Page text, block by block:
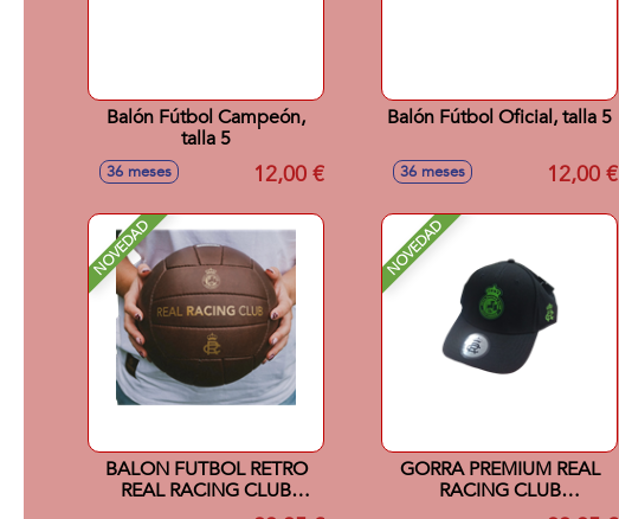
Balón Fútbol Campeón,
talla 5
36 meses 12,00 €
Balón Fútbol Oficial, talla 5
36 meses 12,00 €
NOVEDAD
BALON FUTBOL RETRO
REAL RACING CLUB
SANTANDER
NOVEDAD
GORRA PREMIUM REAL
RACING CLUB
SANTANDER NEGRO